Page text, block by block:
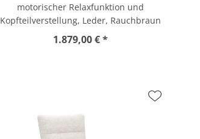
motorischer Relaxfunktion und
Kopfteilverstellung, Leder, Rauchbraun
1.879,00 € *